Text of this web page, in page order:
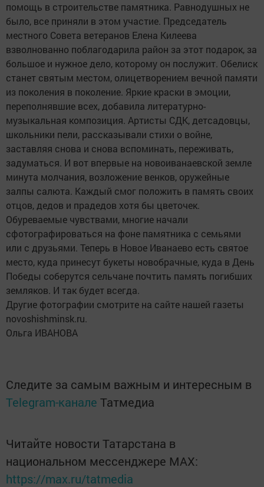
помощь в строительстве памятника. Равнодушных не
было, все приняли в этом участие. Председатель
местного Совета ветеранов Елена Килеева
взволнованно поблагодарила район за этот подарок, за
большое и нужное дело, которому он послужит. Обелиск
станет святым местом, олицетворением вечной памяти
из поколения в поколение. Яркие краски в эмоции,
переполнявшие всех, добавила литературно-
музыкальная композиция. Артисты СДК, детсадовцы,
школьники пели, рассказывали стихи о войне,
заставляя снова и снова вспоминать, переживать,
задуматься. И вот впервые на новоиванаевской земле
минута молчания, возложение венков, оружейные
залпы салюта. Каждый смог положить в память своих
отцов, дедов и прадедов хотя бы цветочек.
Обуреваемые чувствами, многие начали
сфотографироваться на фоне памятника с семьями
или с друзьями. Теперь в Новое Иванаево есть святое
место, куда принесут букеты новобрачные, куда в День
Победы соберутся сельчане почтить память погибших
земляков. И так будет всегда.
Другие фотографии смотрите на сайте нашей газеты
novoshishminsk.ru.
Ольга ИВАНОВА
Следите за самым важным и интересным в
Telegram-канале Татмедиа
Читайте новости Татарстана в
национальном мессенджере MАХ:
https://max.ru/tatmedia